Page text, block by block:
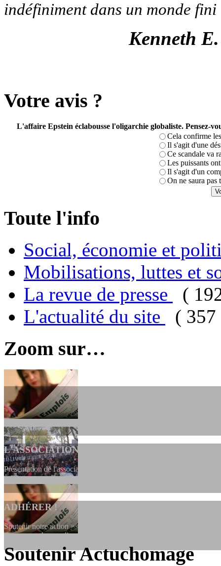
indéfiniment dans un monde
Kenneth
Votre avis ?
L'affaire Epstein éclabousse l'oligarchie globaliste. Pensez-
Cela confirme
Il s'agit d'une
Ce scandale va
Les puissants
Il s'agit d'un
On ne saura pas
Toute l'info
Social, économie et
Mobilisations, luttes et
La revue de presse
(
L'actualité du site
( 357
Zoom sur…
L'ASSOCIATION
Présentation de l'association et de sa charte qui encadre nos actions
ADHÉRER !
Soutenir notre action ==> Si vous souhaitez adhérer à
dessous, en le remplissant et en...
Soutenir Actuchomage